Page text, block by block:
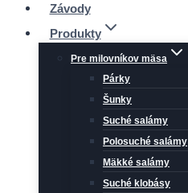
Závody
Produkty
Pre milovníkov mäsa
Párky
Šunky
Suché salámy
Polosuché salámy
Mäkké salámy
Suché klobásy